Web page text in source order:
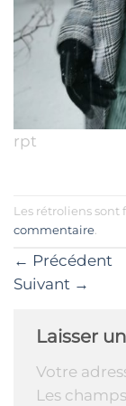
rpt
Les rétroliens sont
commentaire
← Précédent
Suivant →
Laisser
Votre
Les